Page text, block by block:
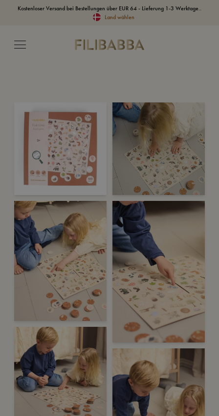
Kostenloser Versand bei Bestellungen über EUR 64 - Lieferung 1-3 Werktage..
Land wählen